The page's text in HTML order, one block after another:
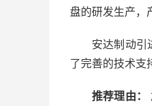
盘的研发生产，
安达制动引
了完善的技术支
推荐理由：